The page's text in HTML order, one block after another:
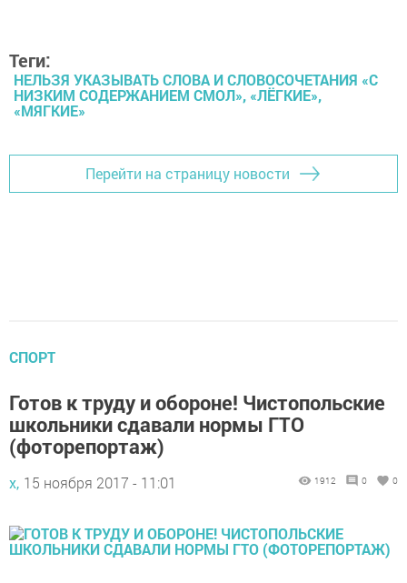
Теги:
НЕЛЬЗЯ УКАЗЫВАТЬ СЛОВА И СЛОВОСОЧЕТАНИЯ «С
НИЗКИМ СОДЕРЖАНИЕМ СМОЛ», «ЛЁГКИЕ»,
«МЯГКИЕ»
Перейти на страницу новости
СПОРТ
Готов к труду и обороне! Чистопольские
школьники сдавали нормы ГТО
(фоторепортаж)
х, 15 ноября 2017 - 11:01 1912 0 0